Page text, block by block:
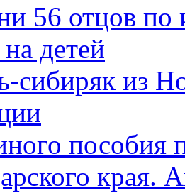
56 отцов по
детей
сибиряк из
пособия
края.